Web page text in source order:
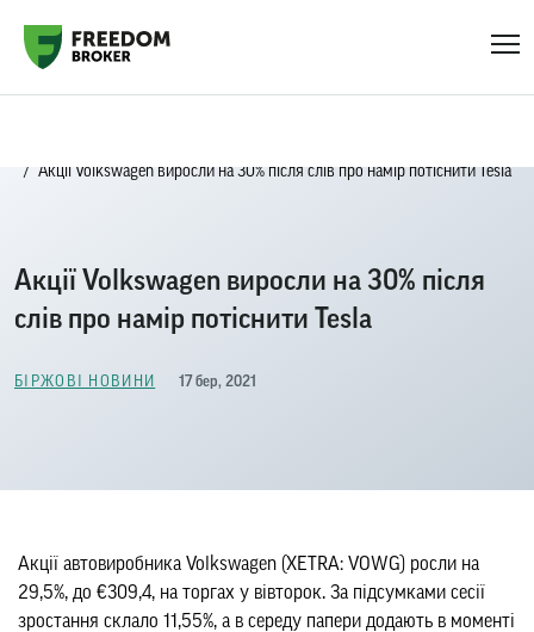
Акції Volkswagen виросли на 30% після слів про намір потіснити Tesla
Акції Volkswagen виросли на 30% після
слів про намір потіснити Tesla
БІРЖОВІ НОВИНИ 17 бер, 2021
Акції автовиробника Volkswagen (XETRA: VOWG) росли на
29,5%, до €309,4, на торгах у вівторок. За підсумками сесії
зростання склало 11,55%, а в середу папери додають в моменті